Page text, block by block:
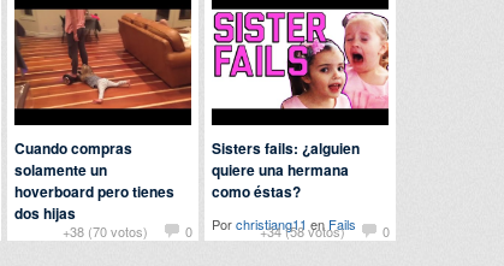
+38 (70 votos) 0
Cuando compras
solamente un
hoverboard pero tienes
dos hijas
PorgudinienHumor
+34 (58 votos) 0
Sisters fails: ¿alguien
quiere una hermana
como éstas?
Porchristiang11 en Fails